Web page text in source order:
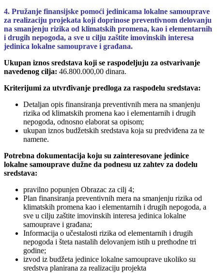
4. Pružanje finansijske pomoći jedinicama lokalne samouprave
za realizaciju projekata koji doprinose preventivnom delovanju
na smanjenju rizika od klimatskih promena, kao i elementarnih
i drugih nepogoda, a sve u cilju zaštite imovinskih interesa
jedinica lokalne samouprave i građana.
Ukupan iznos sredstava koji se raspodeljuju za ostvarivanje
navedenog cilja: 46.800.000,00 dinara.
Kriterijumi za utvrđivanje predloga za raspodelu sredstava:
Detaljan opis finansiranja preventivnih mera na smanjenju
rizika od klimatskih promena kao i elementarnih i drugih
nepogoda, odnosno elaborat sa opisom;
ukupan iznos budžetskih sredstava koja su predviđena za te
namene.
Potrebna dokumentacija koju su zainteresovane jedinice
lokalne samouprave dužne da podnesu uz zahtev za dodelu
sredstava:
pravilno popunjen Obrazac za cilj 4;
Plan finansiranja preventivnih mera na smanjenju rizika od
klimatskih promena kao i elementarnih i drugih nepogoda, a
sve u cilju zaštite imovinskih interesa jedinica lokalne
samouprave i građana;
Informacija o učestalosti rizika od elementarnih i drugih
nepogoda i šteta nastalih delovanjem istih u prethodne tri
godine;
izvod iz budžeta jedinice lokalne samouprave ukoliko su
sredstva planirana za realizaciju projekta